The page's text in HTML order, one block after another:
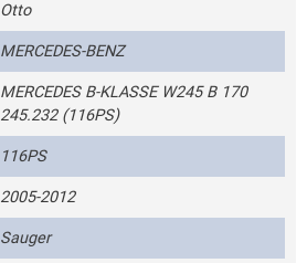
Otto
MERCEDES-BENZ
MERCEDES B-KLASSE W245 B 170
245.232 (116PS)
116PS
2005-2012
Sauger